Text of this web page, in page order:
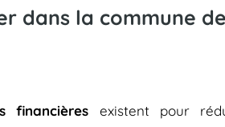
dans la commune de
financières existent pour